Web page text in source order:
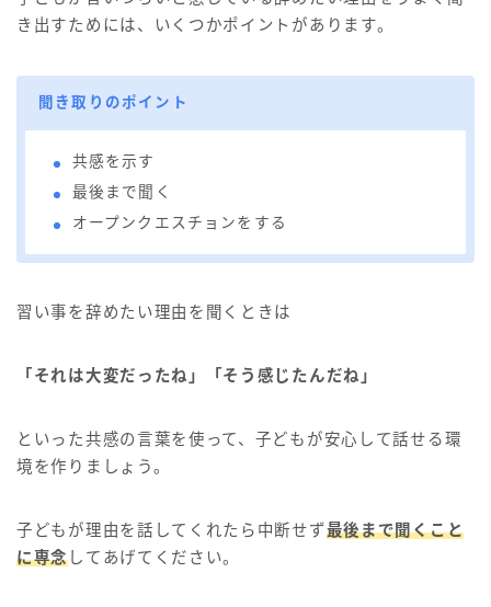
き出すためには、いくつかポイントがあります。
聞き取りのポイント
共感を示す
最後まで聞く
オープンクエスチョンをする
習い事を辞めたい理由を聞くときは
「それは大変だったね」「そう感じたんだね」
といった共感の言葉を使って、子どもが安心して話せる環
境を作りましょう。
子どもが理由を話してくれたら中断せず最後まで聞くこと
に専念してあげてください。